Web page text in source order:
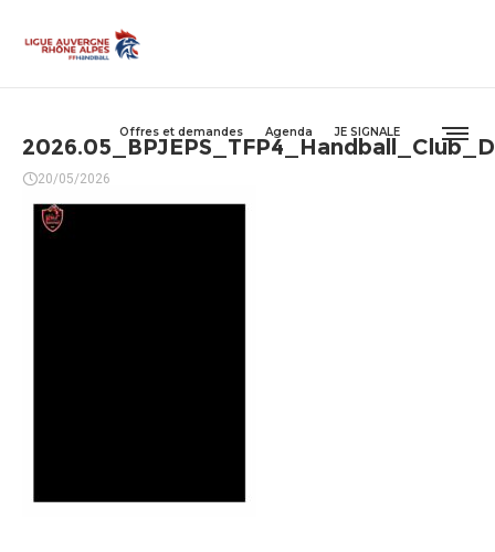
Offres et demandes Agenda JE SIGNALE
20/05/2026